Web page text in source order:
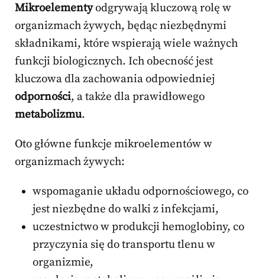
Mikroelementyodgrywają kluczową rolę w
organizmach żywych, będąc niezbędnymi
składnikami, które wspierają wiele ważnych
funkcji biologicznych. Ich obecność jest
kluczowa dla zachowania odpowiedniej
odporności, a także dla prawidłowego
metabolizmu.
Oto główne funkcje mikroelementów w
organizmach żywych:
wspomaganie układu odpornościowego, co
jest niezbędne do walki z infekcjami,
uczestnictwo w produkcji hemoglobiny, co
przyczynia się do transportu tlenu w
organizmie,